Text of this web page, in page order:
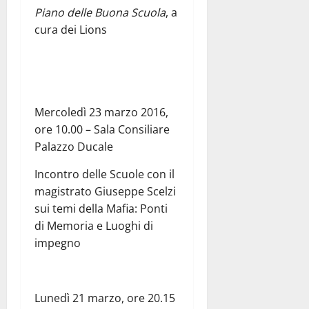
Piano delle Buona Scuola, a
cura dei Lions
Mercoledì 23 marzo 2016,
ore 10.00 – Sala Consiliare
Palazzo Ducale
Incontro delle Scuole con il
magistrato Giuseppe Scelzi
sui temi della Mafia: Ponti
di Memoria e Luoghi di
impegno
Lunedì 21 marzo, ore 20.15